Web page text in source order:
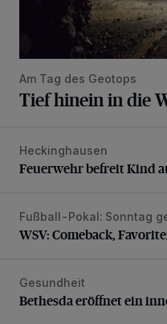
Am Tag des Geotops
Tief hinein in die
Feuerwehr befreit Kind
Heckinghausen
Feuerwehr befreit Kind
WSV: Comeback,
Fußball-Pokal: Sonntag
WSV: Comeback,
Bethesda eröffnet ein
Gesundheit
Bethesda eröffnet ein